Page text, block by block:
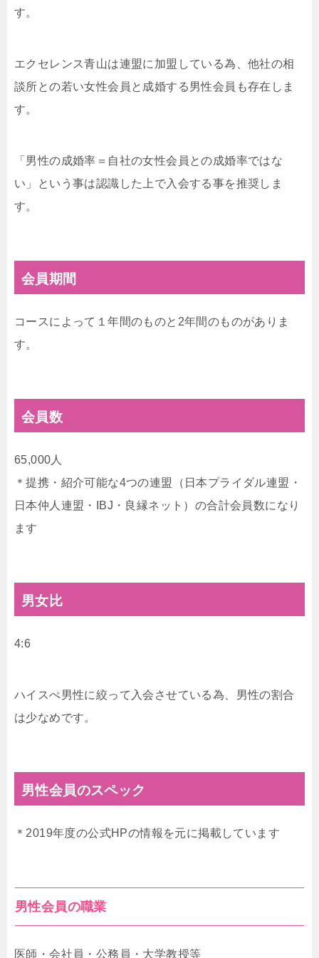
す。
エクセレンス青山は連盟に加盟している為、他社の相
談所との若い女性会員と成婚する男性会員も存在しま
す。
「男性の成婚率＝自社の女性会員との成婚率ではな
い」という事は認識した上で入会する事を推奨しま
す。
会員期間
コースによって１年間のものと2年間のものがありま
す。
会員数
65,000人
＊提携・紹介可能な4つの連盟（日本プライダル連盟・
日本仲人連盟・IBJ・良縁ネット）の合計会員数になり
ます
男女比
4:6
ハイスぺ男性に絞って入会させている為、男性の割合
は少なめです。
男性会員のスペック
＊2019年度の公式HPの情報を元に掲載しています
男性会員の職業
医師・会社員・公務員・大学教授等